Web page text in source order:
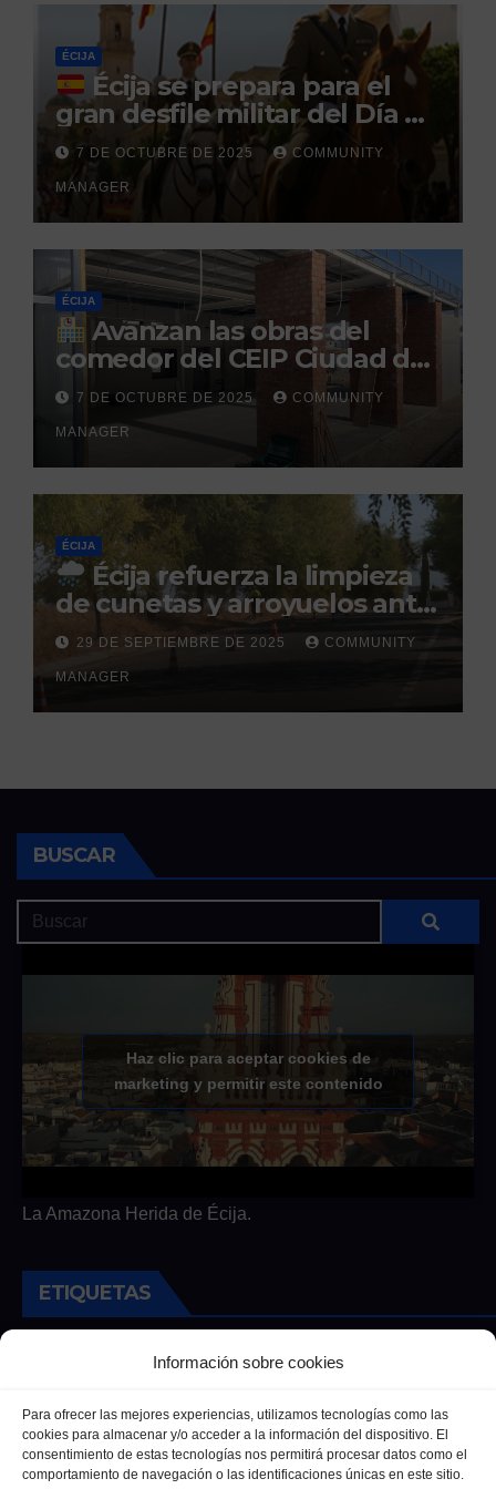
Información sobre cookies
Para ofrecer las mejores experiencias, utilizamos tecnologías como las
cookies para almacenar y/o acceder a la información del dispositivo. El
consentimiento de estas tecnologías nos permitirá procesar datos como el
comportamiento de navegación o las identificaciones únicas en este sitio.
penitenciario
ÉCIJA
Écija se prepara para el
gran desfile militar del Día de
la Hispanidad organizado por
el Centro Militar de Cría
Caballar
7 DE OCTUBRE DE 2025 COMMUNITY
MANAGER
ÉCIJA
Avanzan las obras del
comedor del CEIP Ciudad del
Sol: su finalización está
prevista para finales de 2025
7 DE OCTUBRE DE 2025 COMMUNITY
MANAGER
ÉCIJA
Écija refuerza la limpieza
de cunetas y arroyuelos ante
la llegada de las lluvias
otoñales
29 DE SEPTIEMBRE DE 2025 COMMUNITY
MANAGER
BUSCAR
Haz clic para aceptar cookies de
marketing y permitir este contenido
La Amazona Herida de Écija.
ETIQUETAS
Andalucía Cultura Deportes